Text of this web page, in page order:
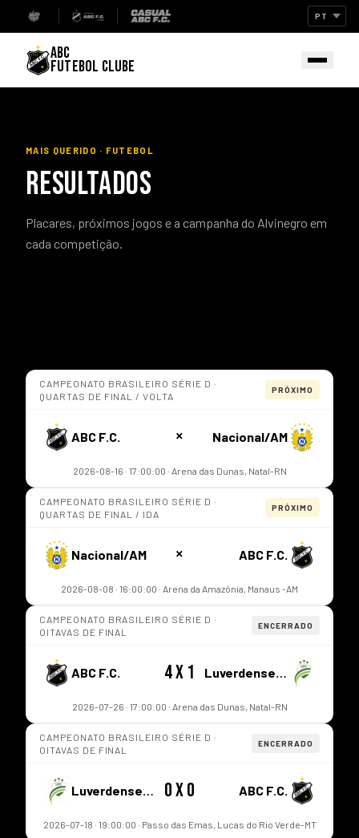
ABC
FUTEBOL CLUBE
MAIS QUERIDO · FUTEBOL
RESULTADOS
Placares, próximos jogos e a campanha do Alvinegro em
cada competição.
CAMPEONATO BRASILEIRO SÉRIE D ·
QUARTAS DE FINAL / VOLTA
PRÓXIMO
ABC F.C. × Nacional/AM
2026-08-16 · 17:00:00 · Arena das Dunas, Natal-RN
CAMPEONATO BRASILEIRO SÉRIE D ·
QUARTAS DE FINAL / IDA
PRÓXIMO
Nacional/AM × ABC F.C.
2026-08-08 · 16:00:00 · Arena da Amazônia, Manaus -AM
CAMPEONATO BRASILEIRO SÉRIE D ·
OITAVAS DE FINAL
ENCERRADO
ABC F.C. 4 x 1 Luverdense/MT
2026-07-26 · 17:00:00 · Arena das Dunas, Natal-RN
CAMPEONATO BRASILEIRO SÉRIE D ·
OITAVAS DE FINAL
ENCERRADO
Luverdense/MT 0 x 0 ABC F.C.
2026-07-18 · 19:00:00 · Passo das Emas, Lucas do Rio Verde-MT